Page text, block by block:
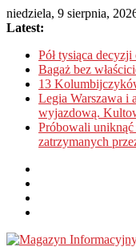
niedziela, 9 sierpnia,
Latest:
Pół tysiąca
Bagaż bez
13
Legia Warszawa i
wyjazdową.
Próbowali
zatrzymanych